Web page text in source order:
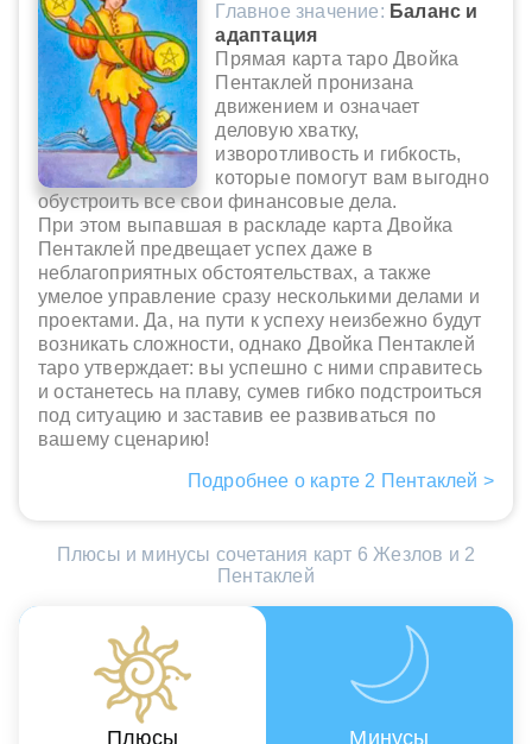
Главное значение: Баланс и
адаптация
Прямая карта таро Двойка
Пентаклей пронизана
движением и означает
деловую хватку,
изворотливость и гибкость,
которые помогут вам выгодно
обустроить все свои финансовые дела.
При этом выпавшая в раскладе карта Двойка
Пентаклей предвещает успех даже в
неблагоприятных обстоятельствах, а также
умелое управление сразу несколькими делами и
проектами. Да, на пути к успеху неизбежно будут
возникать сложности, однако Двойка Пентаклей
таро утверждает: вы успешно с ними справитесь
и останетесь на плаву, сумев гибко подстроиться
под ситуацию и заставив ее развиваться по
вашему сценарию!
Подробнее о карте 2 Пентаклей >
Плюсы и минусы сочетания карт 6 Жезлов и 2
Пентаклей
Плюсы Минусы